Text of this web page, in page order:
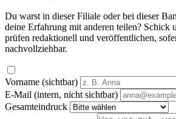
Du warst in dieser Filiale oder bei dieser
deine Erfahrung mit anderen teilen? Schick
prüfen redaktionell und veröffentlichen,
nachvollziehbar.
Vorname (sichtbar)
E-Mail (intern, nicht sichtbar)
Gesamteindruck